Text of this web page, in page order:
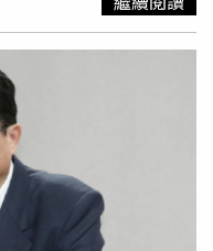
入住宅並提起為期兩年
雅是韓的搖錢樹，韓這
身上再榨出最後價
方都有糾紛，前後被判
紀人身分分潤以維持生
同年12月還帶警察上門
警局詢問為何要帶受保
這才意識到不對而離
臉蛋甜美，在臉書上吸
鈴、彰化縣長王惠美、
縣長林姿妙也將因兩屆
縣、彰化縣、嘉義市都
由藍營合作「拱」上市
正陷入能否登記連任的
高虹安（中）官司纏
二審將於12月16日宣
新竹市長連任。（圖
儘管民眾黨喊出2026